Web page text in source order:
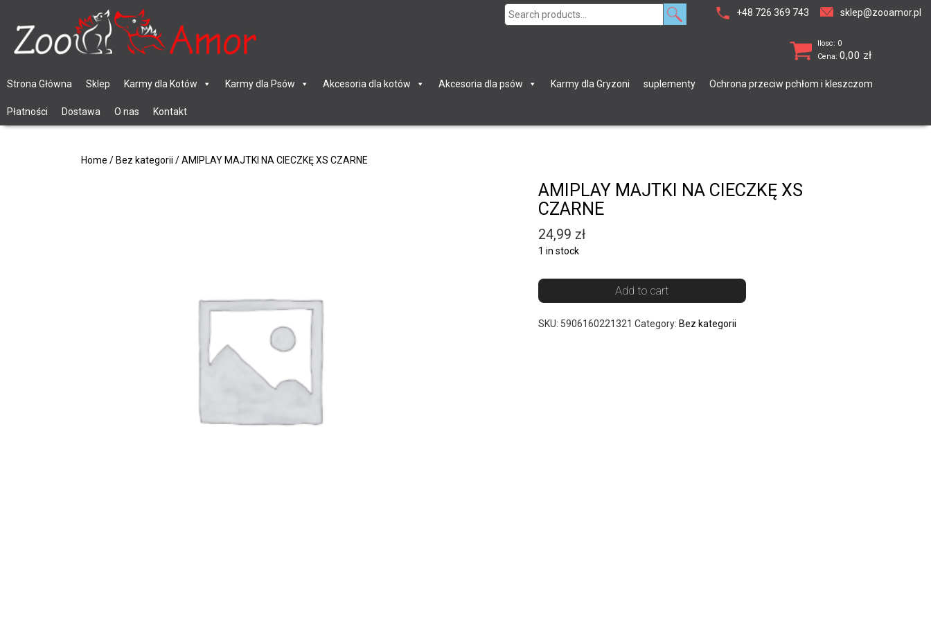
+48 726 369 743 sklep@zooamor.pl
Search
Ilosc: 0
Cena: 0,00 zł
Strona Główna Sklep Karmy dla Kotów Karmy dla Psów Akcesoria dla kotów Akcesoria dla psów Karmy dla Gryzoni suplementy Ochrona przeciw pchłom i kleszczom
Płatności Dostawa O nas Kontakt
Home / Bez kategorii / AMIPLAY MAJTKI NA CIECZKĘ XS CZARNE
AMIPLAY MAJTKI NA CIECZKĘ XS
CZARNE
24,99 zł
1 in stock
Add to cart
SKU: 5906160221321 Category: Bez kategorii